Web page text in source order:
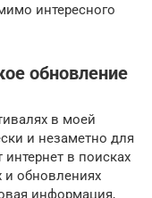
интересного
обновление
в моей
и незаметно для
в поисках
обновлениях
информация,